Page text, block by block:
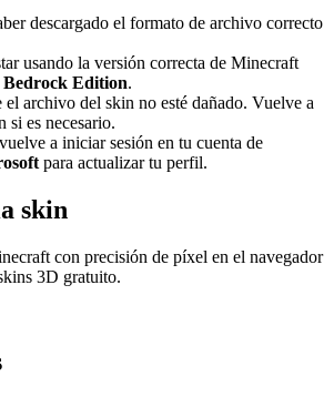
descargado el formato de archivo correcto
usando la versión correcta de Minecraft
Bedrock Edition.
el archivo del skin no esté dañado. Vuelve a
si es necesario.
a iniciar sesión en tu cuenta de
para actualizar tu perfil.
skin
con precisión de píxel en el navegador
3D gratuito.